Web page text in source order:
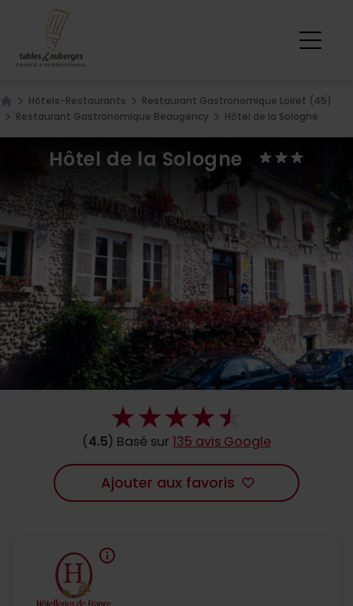
Home
Hôtels-Restaurants
Restaurant Gastronomique Loiret (45)
Restaurant Gastronomique Beaugency
Hôtel de la Sologne
Hôtel de la Sologne
(4.5) Basé sur135 avis Google
Ajouter aux favoris favorite_border
info